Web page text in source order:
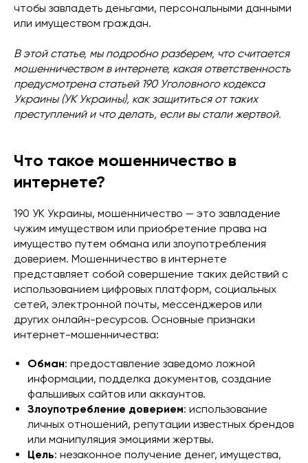
чтобы завладеть деньгами, персональными данными
или имуществом граждан.
В этой статье, мы подробно разберем, что считается
мошенничеством в интернете, какая ответственность
предусмотрена статьей 190 Уголовного кодекса
Украины (УК Украины), как защититься от таких
преступлений и что делать, если вы стали жертвой.
Что такое мошенничество в
интернете?
190 УК Украины, мошенничество — это завладение
чужим имуществом или приобретение права на
имущество путем обмана или злоупотребления
доверием. Мошенничество в интернете
представляет собой совершение таких действий с
использованием цифровых платформ, социальных
сетей, электронной почты, мессенджеров или
других онлайн-ресурсов. Основные признаки
интернет-мошенничества:
Обман: предоставление заведомо ложной
информации, подделка документов, создание
фальшивых сайтов или аккаунтов.
Злоупотребление доверием: использование
личных отношений, репутации известных брендов
или манипуляция эмоциями жертвы.
Цель: незаконное получение денег, имущества,